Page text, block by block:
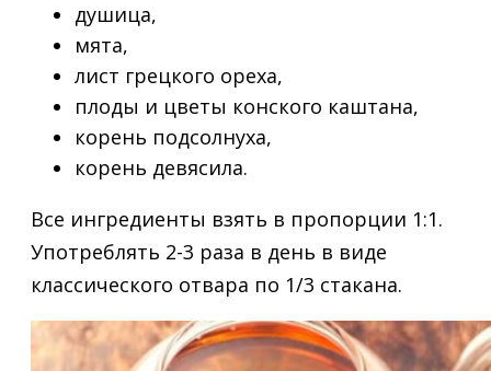
душица,
мята,
лист грецкого ореха,
плоды и цветы конского каштана,
корень подсолнуха,
корень девясила.
Все ингредиенты взять в пропорции 1:1.
Употреблять 2-3 раза в день в виде
классического отвара по 1/3 стакана.